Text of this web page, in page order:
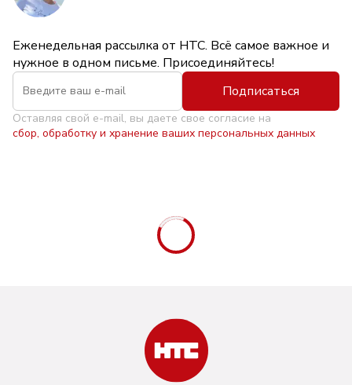
Еженедельная рассылка от НТС. Всё самое важное и
нужное в одном письме. Присоединяйтесь!
Подписаться
Оставляя свой e-mail, вы даете свое согласие на
сбор, обработку и хранение ваших персональных данных